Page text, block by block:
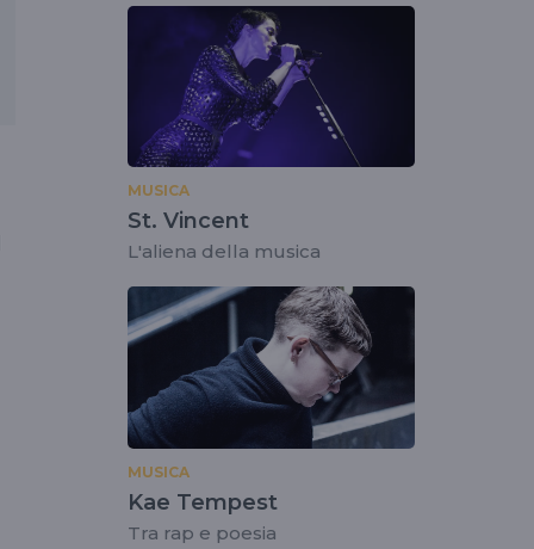
MUSICA
St. Vincent
L'aliena della musica
MUSICA
Kae Tempest
Tra rap e poesia